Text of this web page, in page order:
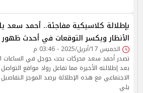
بإطلالة كلاسيكية مفاجئة.. أحمد سعد
الأنظار ويكسر التوقعات في أحدث ظهور
الخميس 17/أبريل/2025 - 03:46 م
تصدر أحمد سعد محركات بحث جوجل في الساعات
بعد إطلالته الأخيرة مما تفاعل رواد مواقع التواصل
الاجتماعي مع هذه الإطلالة يرصد الموجز
يلي